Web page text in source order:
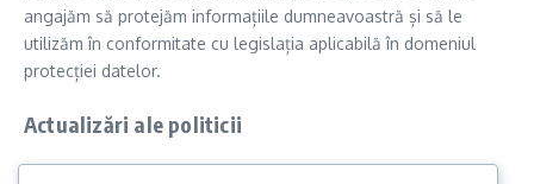
angajăm să protejăm informațiile dumneavoastră și să le
utilizăm în conformitate cu legislația aplicabilă în domeniul
protecției datelor.
Actualizări ale politicii